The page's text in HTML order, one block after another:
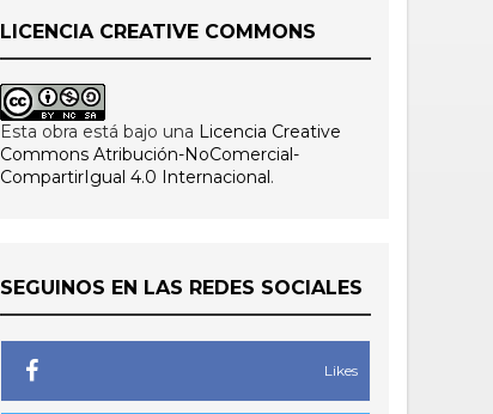
LICENCIA CREATIVE COMMONS
Esta obra está bajo una Licencia Creative
Commons Atribución-NoComercial-
CompartirIgual 4.0 Internacional.
SEGUINOS EN LAS REDES SOCIALES
Likes